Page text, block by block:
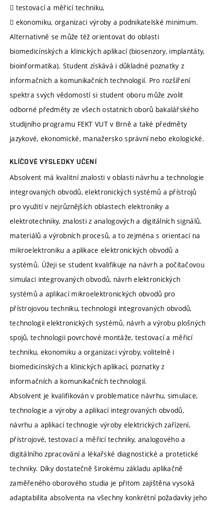
 testovací a měřicí techniku,
 ekonomiku, organizaci výroby a podnikatelské minimum.
Alternativně se může též orientovat do oblasti
biomedicínských a klinických aplikací (biosenzory, implantáty,
bioinformatika). Student získává i důkladné poznatky z
informačních a komunikačních technologií. Pro rozšíření
spektra svých vědomostí si student oboru může zvolit
odborné předměty ze všech ostatních oborů bakalářského
studijního programu FEKT VUT v Brně a také předměty
jazykové, ekonomické, manažersko správní nebo ekologické.
KLÍČOVÉ VÝSLEDKY UČENÍ
Absolvent má kvalitní znalosti v oblasti návrhu a technologie
integrovaných obvodů, elektronických systémů a přístrojů
pro využití v nejrůznějších oblastech elektroniky a
elektrotechniky, znalosti z analogových a digitálních signálů,
materiálů a výrobních procesů, a to zejména s orientací na
mikroelektroniku a aplikace elektronických obvodů a
systémů. Úžeji se student kvalifikuje na návrh a počítačovou
simulaci integrovaných obvodů, návrh elektronických
systémů a aplikací mikroelektronických obvodů pro
přístrojovou techniku, technologii integrovaných obvodů,
technologii elektronických systémů, návrh a výrobu plošných
spojů, technologii povrchové montáže, testovací a měřicí
techniku, ekonomiku a organizaci výroby, volitelně i
biomedicínských a klinických aplikací, poznatky z
informačních a komunikačních technologií.
Absolvent je kvalifikován v problematice návrhu, simulace,
technologie a výroby a aplikací integrovaných obvodů,
návrhu a aplikací technogie výroby elektrických zařízení,
přístrojové, testovací a měřicí techniky, analogového a
digitálního zpracování a lékařské diagnostické a protetické
techniky. Díky dostatečně širokému základu aplikačně
zaměřeného oborového studia je přitom zajištěna vysoká
adaptabilita absolventa na všechny konkrétní požadavky jeho